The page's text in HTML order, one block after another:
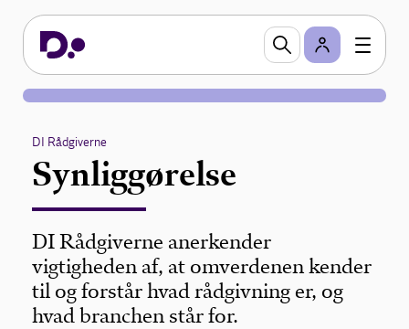
DI Rådgiverne
Synliggørelse
DI Rådgiverne anerkender
vigtigheden af, at omverdenen kender
til og forstår hvad rådgivning er, og
hvad branchen står for.